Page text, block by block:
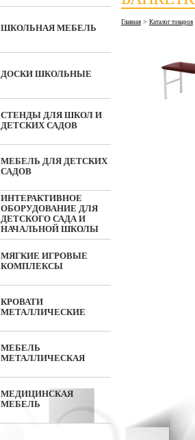
ШКОЛЬНАЯ МЕБЕЛЬ
ДОСКИ ШКОЛЬНЫЕ
СТЕНДЫ ДЛЯ ШКОЛ И
ДЕТСКИХ САДОВ
МЕБЕЛЬ ДЛЯ ДЕТСКИХ
САДОВ
ИНТЕРАКТИВНОЕ
ОБОРУДОВАНИЕ ДЛЯ
ДЕТСКОГО САДА И
НАЧАЛЬНОЙ ШКОЛЫ
МЯГКИЕ ИГРОВЫЕ
КОМПЛЕКСЫ
КРОВАТИ
МЕТАЛЛИЧЕСКИЕ
МЕБЕЛЬ
МЕТАЛЛИЧЕСКАЯ
МЕДИЦИНСКАЯ
МЕБЕЛЬ
Главная > Каталог товаров